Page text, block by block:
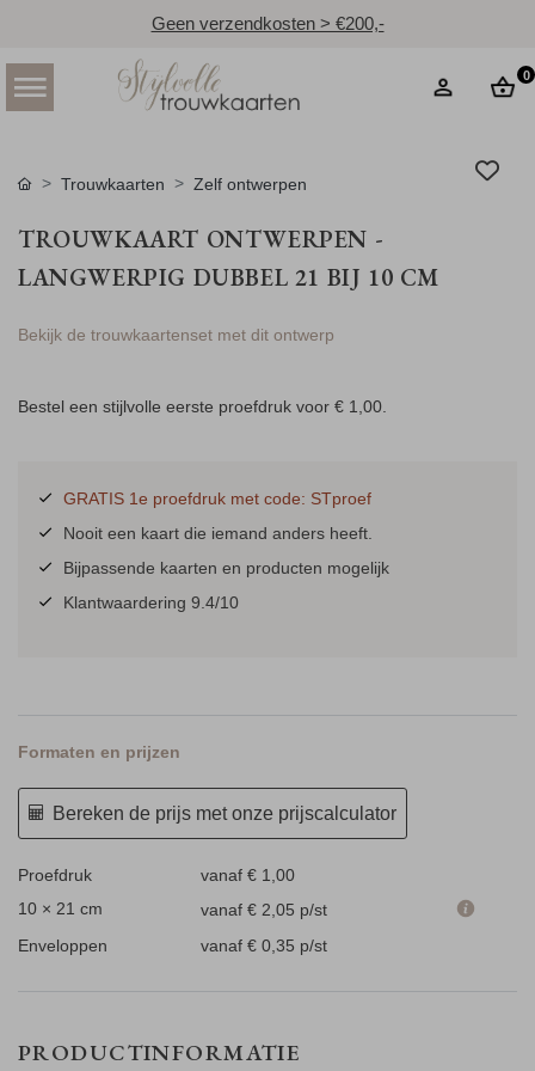
Geen verzendkosten > €200,-
0
Trouwkaarten Zelf ontwerpen
TROUWKAART ONTWERPEN -
LANGWERPIG DUBBEL 21 BIJ 10 CM
Bekijk de trouwkaartenset met dit ontwerp
Bestel een stijlvolle eerste proefdruk voor € 1,00.
GRATIS 1e proefdruk met code: STproef
Nooit een kaart die iemand anders heeft.
Bijpassende kaarten en producten mogelijk
Klantwaardering 9.4/10
Formaten en prijzen
Bereken de prijs met onze prijscalculator
Proefdruk
vanaf € 1,00
10 × 21 cm
vanaf € 2,05 p/st
Enveloppen
vanaf € 0,35 p/st
PRODUCTINFORMATIE